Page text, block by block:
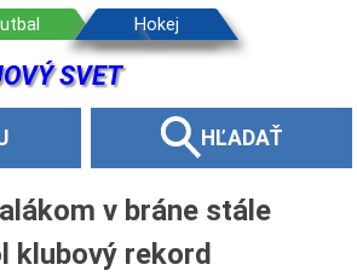
HĽADAŤ
v bráne stále
klubový rekord